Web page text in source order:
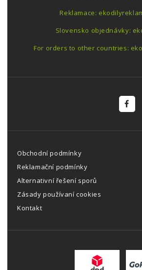
Reklamace:
Slovensko objednávky:
For orders to other countries:
Obchodní podmínky
Reklamační podmínky
Alternativní řešení sporů
Zásady používaní cookies
Kontakt